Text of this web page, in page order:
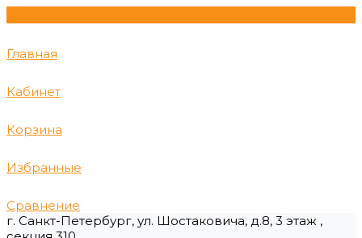
Главная
Кабинет
Корзина
Избранные
Сравнение
г. Санкт-Петербург, ул. Шостаковича, д.8, 3 этаж ,